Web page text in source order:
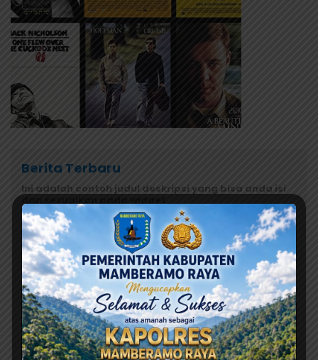
Berita Terbaru
Ini adalah contoh judul deskripsi yang bisa anda isi